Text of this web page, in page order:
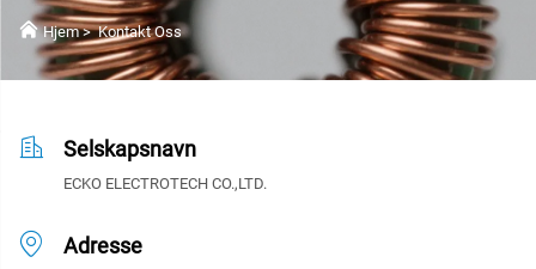
Hjem>Kontakt Oss
Selskapsnavn
ECKO ELECTROTECH CO.,LTD.
Adresse